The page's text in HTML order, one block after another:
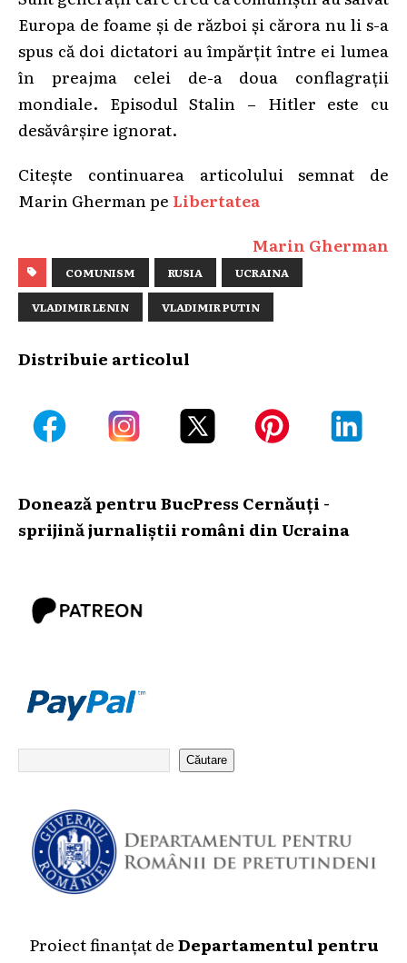
Europa de foame și de război și cărora nu li s-a
spus că doi dictatori au împărțit între ei lumea
în preajma celei de-a doua conflagrații
mondiale. Episodul Stalin – Hitler este cu
desăvârșire ignorat.
Citește continuarea articolului semnat de
Marin Gherman pe Libertatea
Marin Gherman
COMUNISM RUSIA UCRAINA
VLADIMIR LENIN VLADIMIR PUTIN
Distribuie articolul
Donează pentru BucPress Cernăuți -
sprijină jurnaliștii români din Ucraina
Căutare
Proiect finanțat deDepartamentul pentru